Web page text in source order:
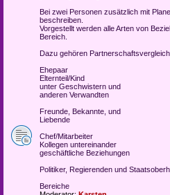
Bei zwei Personen zusätzlich mit
beschreiben.
Vorgestellt werden alle Arten von
Bereich.
Dazu gehören
Ehepaar
Elternteil/Kind
unter Geschwistern und
anderen Verwandten
Freunde, Bekannte, und
Liebende
Chef/Mitarbeiter
Kollegen untereinander
geschäftliche Beziehungen
Politiker, Regierenden und
Bereiche